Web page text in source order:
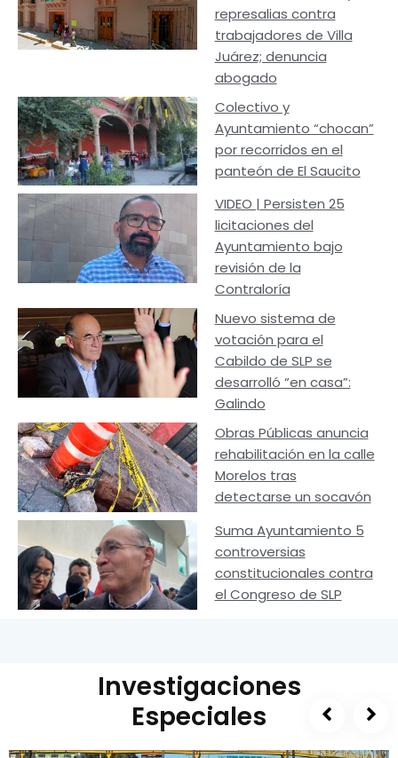
represalias contra
trabajadores de Villa
Juárez; denuncia
abogado
Colectivo y
Ayuntamiento “chocan”
por recorridos en el
panteón de El Saucito
VIDEO | Persisten 25
licitaciones del
Ayuntamiento bajo
revisión de la
Contraloría
Nuevo sistema de
votación para el
Cabildo de SLP se
desarrolló “en casa”:
Galindo
Obras Públicas anuncia
rehabilitación en la calle
Morelos tras
detectarse un socavón
Suma Ayuntamiento 5
controversias
constitucionales contra
el Congreso de SLP
Investigaciones
Especiales